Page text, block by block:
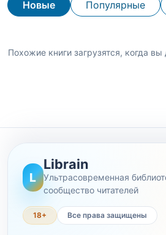
Новые Популярные
Похожие книги загрузятся, когда вы
L
Librain
Ультрасовременная
сообщество читателей
18+ Все права защищены